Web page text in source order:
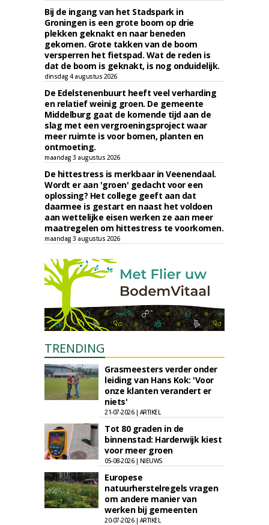
Bij de ingang van het Stadspark in
Groningen is een grote boom op drie
plekken geknakt en naar beneden
gekomen. Grote takken van de boom
versperren het fietspad. Wat de reden is
dat de boom is geknakt, is nog onduidelijk.
dinsdag 4 augustus 2026
De Edelstenenbuurt heeft veel verharding
en relatief weinig groen. De gemeente
Middelburg gaat de komende tijd aan de
slag met een vergroeningsproject waar
meer ruimte is voor bomen, planten en
ontmoeting.
maandag 3 augustus 2026
De hittestress is merkbaar in Veenendaal.
Wordt er aan 'groen' gedacht voor een
oplossing? Het college geeft aan dat
daarmee is gestart en naast het voldoen
aan wettelijke eisen werken ze aan meer
maatregelen om hittestress te voorkomen.
maandag 3 augustus 2026
TRENDING
Grasmeesters verder onder
leiding van Hans Kok: 'Voor
onze klanten verandert er
niets'
21-07-2026 | ARTIKEL
Tot 80 graden in de
binnenstad: Harderwijk kiest
voor meer groen
05-08-2026 | NIEUWS
Europese
natuurherstelregels vragen
om andere manier van
werken bij gemeenten
20-07-2026 | ARTIKEL